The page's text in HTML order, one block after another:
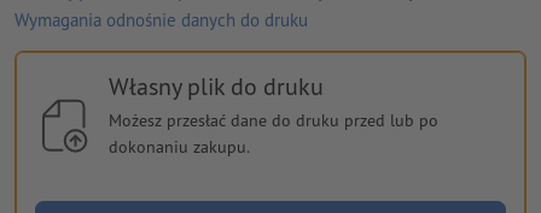
Wymagania odnośnie danych do druku
Własny plik do druku
Możesz przesłać dane do druku przed lub po
dokonaniu zakupu.